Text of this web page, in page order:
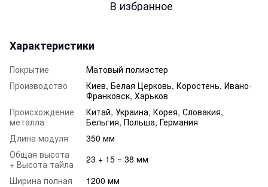
В избранное
Характеристики
Покрытие
Матовый полиэстер
Производство
Киев, Белая Церковь, Коростень, Ивано-
Франковск, Харьков
Происхождение
металла
Китай, Украина, Корея, Словакия,
Бельгия, Польша, Германия
Длина модуля
350 мм
Общая высота
+ Высота тайла
23 + 15 = 38 мм
Ширина полная
1200 мм